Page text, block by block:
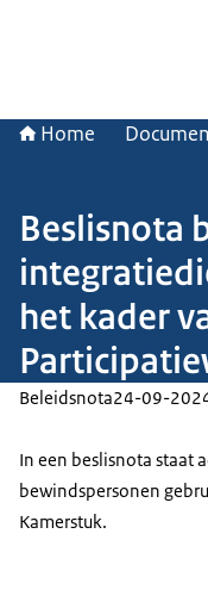
Home
Beslisnota
het kader
Beleidsnota24-09-
In een beslisnota staat
bewindspersonen
Kamerstuk.